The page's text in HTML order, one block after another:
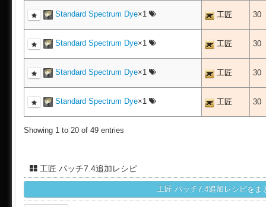
Standard Spectrum Dye×1 工匠 30
Standard Spectrum Dye×1 工匠 30
Standard Spectrum Dye×1 工匠 30
Standard Spectrum Dye×1 工匠 30
Showing 1 to 20 of 49 entries
工匠 パッチ7.4追加レシピ